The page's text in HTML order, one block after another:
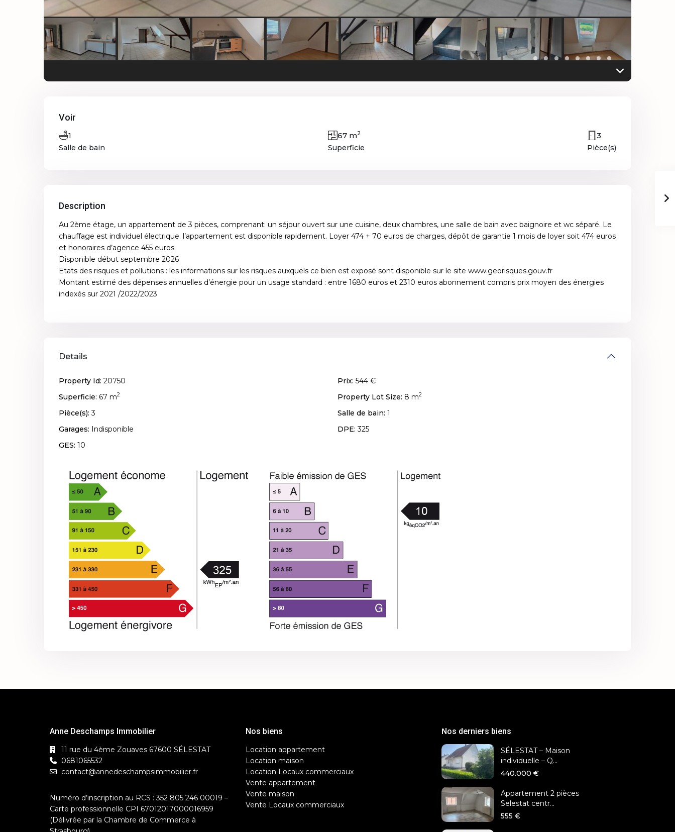
Voir
1
Salle de bain
67 m2
Superficie
3
Pièce(s)
Description
Au 2ème étage, un appartement de 3 pièces, comprenant: un séjour ouvert sur une cuisine, deux chambres, une salle de bain avec baignoire et wc séparé. Le
chauffage est individuel électrique. l’appartement est disponible rapidement. Loyer 474 + 70 euros de charges, dépôt de garantie 1 mois de loyer soit 474 euros
et honoraires d’agence 455 euros.
Disponible début septembre 2026
Etats des risques et pollutions : les informations sur les risques auxquels ce bien est exposé sont disponible sur le site www.georisques.gouv.fr
Montant estimé des dépenses annuelles d’énergie pour un usage standard : entre 1680 euros et 2310 euros abonnement compris prix moyen des énergies
indexés sur 2021 /2022/2023
Details
Property Id: 20750 Prix: 544 €
Superficie: 67 m2 Property Lot Size: 8 m2
Pièce(s): 3 Salle de bain: 1
Garages: Indisponible DPE: 325
GES: 10
Anne Deschamps Immobilier
11 rue du 4ème Zouaves 67600 SÉLESTAT
0681065532
contact@annedeschampsimmobilier.fr
Numéro d’inscription au RCS : 352 805 246 00019 –
Carte professionnelle CPI 67012017000016959
(Délivrée par la Chambre de Commerce à
Nos biens
Location appartement
Location maison
Location Locaux commerciaux
Vente appartement
Vente maison
Vente Locaux commerciaux
Nos derniers biens
SÉLESTAT – Maison
individuelle – Q...
440.000 €
Appartement 2 pièces
Selestat centr...
555 €